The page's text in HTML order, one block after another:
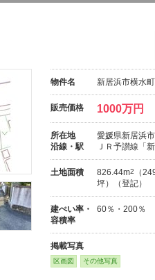
物件名 新居浜市横水町
販売価格 1000万円
所在地
愛媛県新居浜
沿線・駅
ＪＲ予讃線「
土地面積 826.44m2
（
坪）（登記）
建ぺい率・
容積率
60％・200％
掲載写真
区画図 その他写真